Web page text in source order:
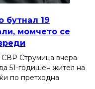
бутнал 19
момчето се
Струмица вчера
51-годишен жител на
по претходна